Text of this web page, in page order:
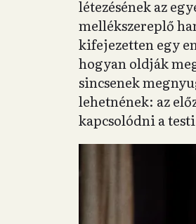
létezésének az
mellékszereplő
kifejezetten egy
hogyan oldják
sincsenek
lehetnének: az
kapcsolódni a